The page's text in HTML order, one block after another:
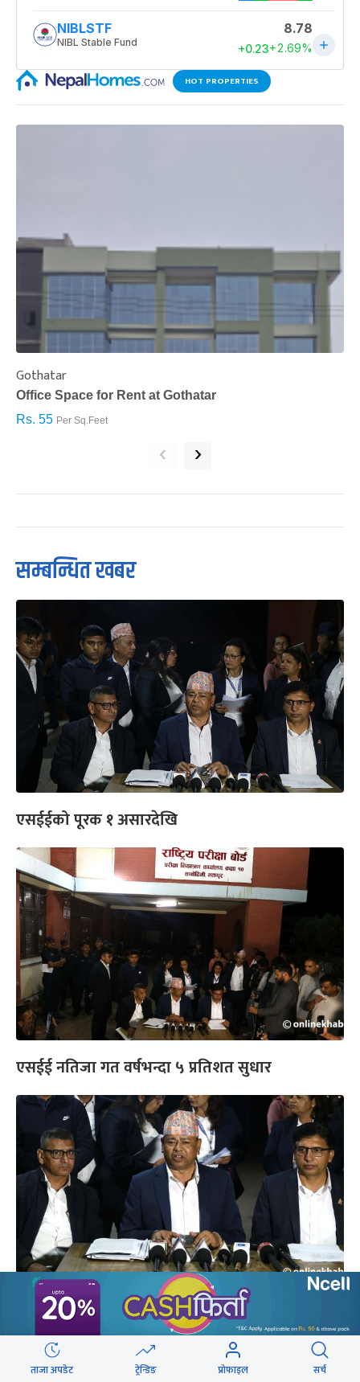
HOT PROPERTIES
Gothatar
Office Space for Rent at Gothatar
Rs. 55 Per Sq.Feet
‹ ›
सम्बन्धित खबर
एसईईको पूरक १ असारदेखि
एसईई नतिजा गत वर्षभन्दा ५ प्रतिशत सुधार
एसईईमा डेढ लाख विद्यार्थी ‘नन् ग्रेडेड’
ताजा अपडेट ट्रेन्डिङ प्रोफाइल सर्च